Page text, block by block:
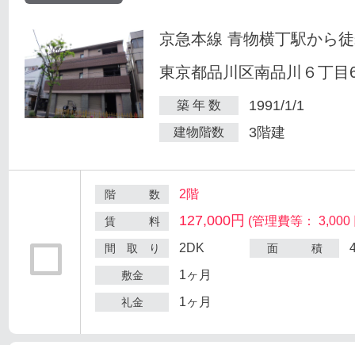
京急本線 青物横丁駅から
東京都品川区南品川６丁目
築 年 数 1991/1/1
建物階数 3階建
階 数 2階
賃 料 127,000円 (管理費等： 3,000
間 取 り 2DK 面 積
敷金 1ヶ月
礼金 1ヶ月